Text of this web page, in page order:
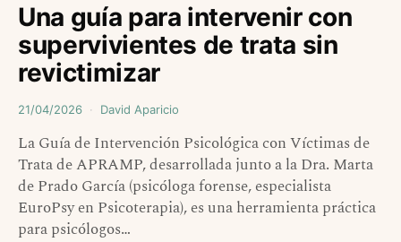
Una guía para intervenir con
supervivientes de trata sin
revictimizar
21/04/2026 David Aparicio
La Guía de Intervención Psicológica con Víctimas de
Trata de APRAMP, desarrollada junto a la Dra. Marta
de Prado García (psicóloga forense, especialista
EuroPsy en Psicoterapia), es una herramienta práctica
para psicólogos…